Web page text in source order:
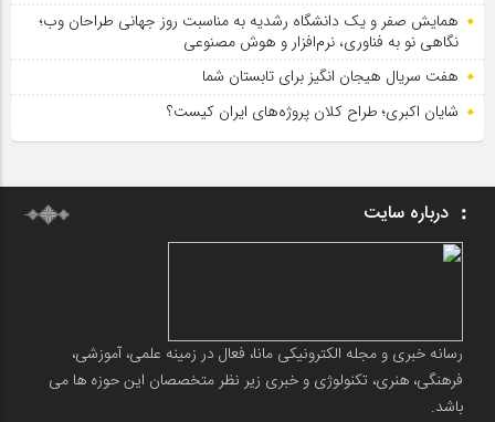
همایش صفر و یک دانشگاه رشدیه به مناسبت روز جهانی طراحان وب؛
نگاهی نو به فناوری، نرم‌افزار و هوش مصنوعی
هفت سریال هیجان انگیز برای تابستان شما
شایان اکبری؛ طراح کلان پروژه‌های ایران کیست؟
درباره سایت
رسانه خبری و مجله الکترونیکی مانا، فعال در زمینه علمی، آموزشی،
فرهنگی، هنری، تکنولوژی و خبری زیر نظر متخصصان این حوزه ها می
باشد.